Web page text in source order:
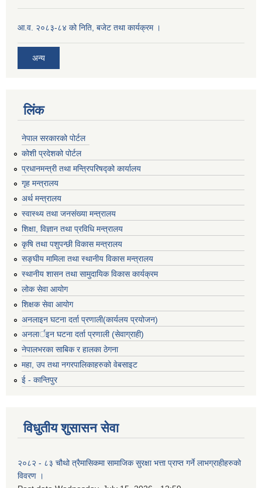
आ.व. २०८३-८४ को निति, बजेट तथा कार्यक्रम ।
अन्य
लिंक
नेपाल सरकारको पोर्टल
कोशी प्रदेशको पोर्टल
प्रधानमन्‍त्री तथा मन्‍त्रिपरिषद्को कार्यालय
गृह मन्‍त्रालय
अर्थ मन्त्रालय
स्वास्थ्य तथा जनसंख्या मन्त्रालय
शिक्षा, विज्ञान तथा प्रविधि मन्त्रालय
कृषि तथा पशुपन्छी विकास मन्त्रालय
सङ्घीय मामिला तथा स्थानीय विकास मन्त्रालय
स्थानीय शासन तथा सामुदायिक विकास कार्यक्रम
लोक सेवा आयोग
शिक्षक सेवा आयोग
अनलाइन घटना दर्ता प्रणाली(कार्यलय प्रयोजन)
अनलार्इन घटना दर्ता प्रणाली (सेवाग्राही)
नेपालभरका साबिक र हालका ठेगना
महा, उप तथा नगरपालिकाहरुको वेबसाइट
ई - कान्तिपुर
विधुतीय शुसासन सेवा
२०८२ - ८३ चौथो त्रैमासिकमा सामाजिक सुरक्षा भत्ता प्राप्त गर्ने लाभग्राहीहरुको
विवरण ।